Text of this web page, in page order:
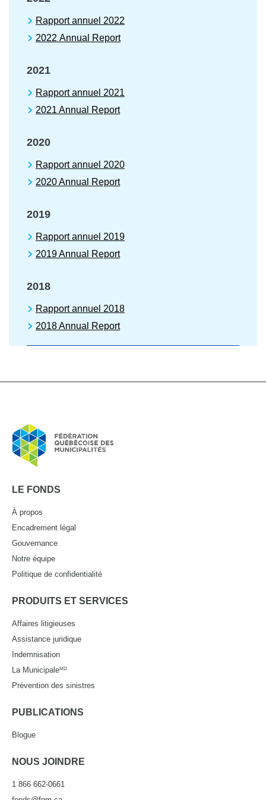
Rapport annuel 2022
2022 Annual Report
2021
Rapport annuel 2021
2021 Annual Report
2020
Rapport annuel 2020
2020 Annual Report
2019
Rapport annuel 2019
2019 Annual Report
2018
Rapport annuel 2018
2018 Annual Report
LE FONDS
À propos
Encadrement légal
Gouvernance
Notre équipe
Politique de confidentialité
PRODUITS ET SERVICES
Affaires litigieuses
Assistance juridique
Indemnisation
La MunicipaleMD
Prévention des sinistres
PUBLICATIONS
Blogue
NOUS JOINDRE
1 866 662-0661